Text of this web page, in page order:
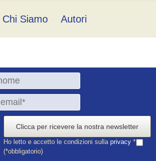
Chi Siamo Autori
Clicca per ricevere la nostra newsletter
Ho letto e accetto le condizioni sulla privacy *
(*obbligatorio)